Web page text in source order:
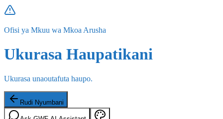
Ofisi ya Mkuu wa Mkoa Arusha
Ukurasa Haupatikani
Ukurasa unaoutafuta haupo.
Rudi Nyumbani